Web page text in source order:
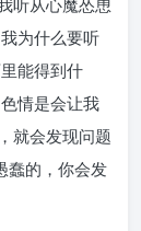
听从心魔怂恿
为什么要听
能得到什
情是会让我
就会发现问题
蠢的，你会发